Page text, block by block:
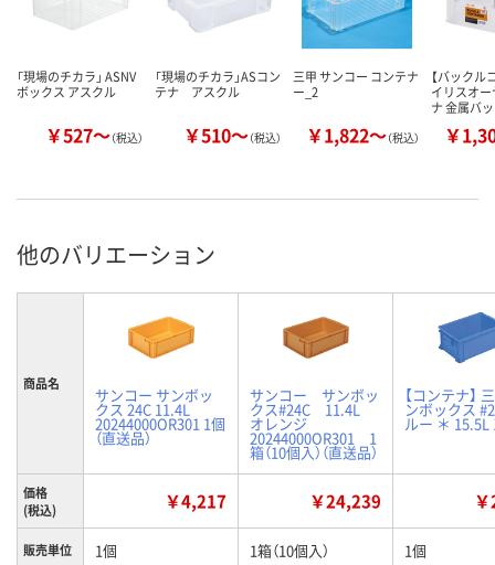
「現場のチカラ」 ASNV
ボックス アスクル
￥527～（税込）
「現場のチカラ」ASコン
テナ アスクル
￥510～（税込）
三甲 サンコー コンテナ
ー_2
￥1,822～（税込）
【バックル
イリスオ
ナ 金属バ
￥
他のバリエーション
商品名
サンコー サンボッ
クス 24C 11.4L
20244000OR301 1個
（直送品）
サンコー サンボッ
クス#24C 11.4L
オレンジ
20244000OR301 1
箱（10個入）（直送品）
【コンテナ】
ンボックス
ルー ＊ 15.5L
価格
(税込)
￥4,217 ￥24,239
販売単位 1個 1箱（10個入） 1個